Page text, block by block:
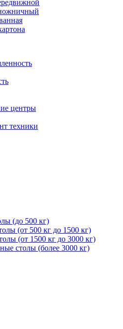
центры
техники
(до 500 кг)
(от 500 кг до 1500 кг)
(от 1500 кг до 3000 кг)
столы (более 3000 кг)